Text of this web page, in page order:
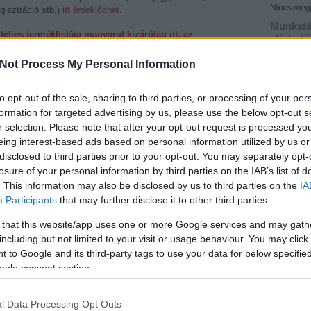
Process My Personal Information
opt-out of the sale, sharing to third parties, or processing of your
for targeted advertising by us, please use the below opt-out
selection. Please note that after your opt-out request is processed
interest-based ads based on personal information utilized by us
to third parties prior to your opt-out. You may separately
of your personal information by third parties on the IAB’s list of
This information may also be disclosed by us to third parties on the
Participants that may further disclose it to other third parties.
that this website/app uses one or more Google services and may
but not limited to your visit or usage behaviour. You may
to Google and its third-party tags to use your data for below
consent section.
Data Processing Opt Outs
Nincs
Keresés
képek
2017
2014
2014
2014
stb.) itt érdeklődhet.
terméklistája magyarul kizárólag itt, az
teljes terméklistája
és berendezések (Pazhou A 1.1, 6.1, 7.1)
és berendezések (Pazhou A 1.1, 2.1, 3.1)
A 4.1)
A 4.1, 5.1)
C 16.4)
C 14.3, 15.3, 16.3, 14.4, 15.4, 16.4)
C 14.1, 15.1, 14.2, 15.2, 16.2, 16.3)
(Pazhou A 6.0, 8.0)
(Pazhou B 10.3, 11.3)